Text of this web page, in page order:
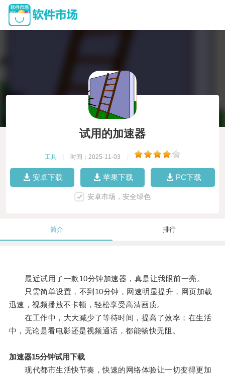
试用的加速器
工具 时间：2025-11-03
安卓下载 苹果下载 PC下载
安卓市场，安全绿色
简介 排行
最近试用了一款10分钟加速器，真是让我眼前一亮。
只需简单设置，不到10分钟，网速明显提升，网页加载
迅速，视频播放不卡顿，轻松享受高清画质。
在工作中，大大减少了等待时间，提高了效率；在生活
中，无论是看电影还是视频通话，都能畅快无阻。
加速器15分钟试用下载
现代都市生活快节奏，快速的网络体验让一切变得更加